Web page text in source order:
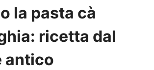
la pasta cà
ricetta dal
antico